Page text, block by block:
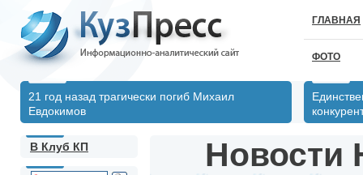
ГЛАВНАЯ
ФОТО
21 год назад трагически погиб Михаил
Евдокимов
В Клуб КП
Новости